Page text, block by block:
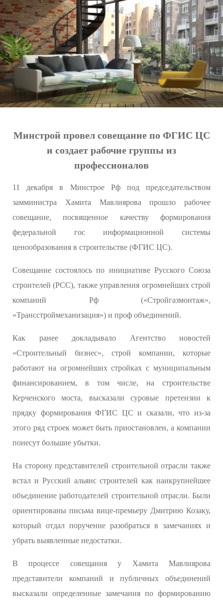
Минстрой провел совещание по ФГИС ЦС
и создает рабочие группы из
профессионалов
11 декабря в Минстрое Рф под председательством
замминистра Хамита Мавлиярова прошло рабочее
совещание, посвященное качеству формирования
федеральной гос информационной системы
ценообразования в строительстве (ФГИС ЦС).
Совещание состоялось по инициативе Русского Союза
строителей (РСС), также управления огромнейших строй
компаний Рф («Стройгазмонтаж»,
«Трансстроймеханизация») и проф объединений.
Как ранее докладывало Агентство новостей
«Строительный бизнес», строй компании, которые
работают на огромнейших стройках с муниципальным
финансированием, в том числе, на строительстве
Керченского моста, высказали суровые претензии к
прядку формирования ФГИС ЦС и сказали, что из-за
этого ряд строек может быть приостановлен, а компании
понесут большие убытки.
На сторону представителей строительной отрасли также
встал и Русский альянс строителей как наикрупнейшее
объединение работодателей строительной отрасли. Были
ориентированы письма вице-премьеру Дмитрию Козаку,
который отдал поручение разобраться в замечаниях и
убрать выявленные недостатки.
В процессе совещания у Хамита Мавлиярова
представители компаний и публичных объединений
высказали определенные замечания по формированию